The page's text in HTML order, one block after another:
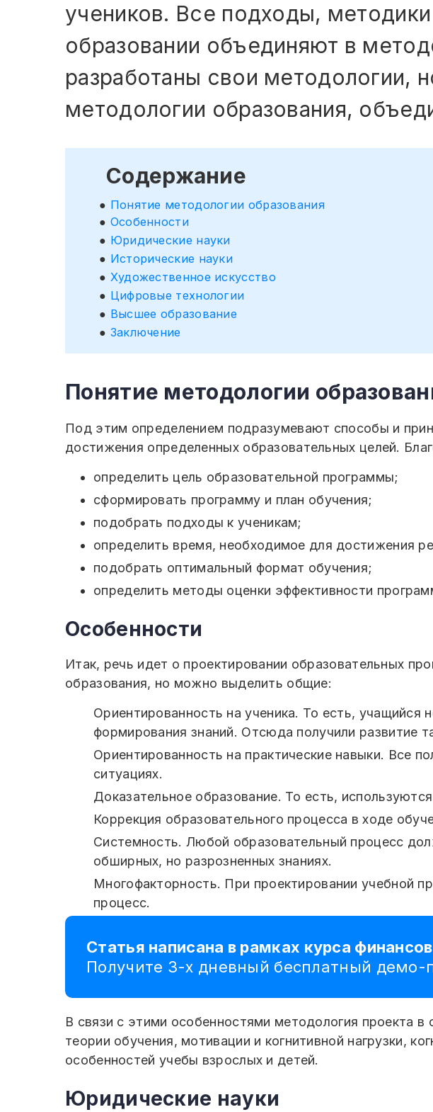
учеников. Все подходы, методики
образовании объединяют в
разработаны свои методологии,
методологии образования,
Содержание
Понятие методологии образования
Особенности
Юридические науки
Исторические науки
Художественное искусство
Цифровые технологии
Высшее образование
Заключение
Понятие методологии
Под этим определением подразумевают способы и
достижения определенных образовательных целей.
определить цель образовательной программы;
сформировать программу и план обучения;
подобрать подходы к ученикам;
определить время, необходимое для достижения
подобрать оптимальный формат обучения;
определить методы оценки эффективности
Особенности
Итак, речь идет о проектировании образовательных
образования, но можно выделить общие:
Ориентированность на ученика. То есть, учащийся
формирования знаний. Отсюда получили развитие
Ориентированность на практические навыки. Все
ситуациях.
Доказательное образование. То есть,
Коррекция образовательного процесса в ходе
Системность. Любой образовательный процесс
обширных, но разрозненных знаниях.
Многофакторность. При проектировании учебной
процесс.
Статья написана в рамках курса
Получите 3-х дневный бесплатный демо-
В связи с этими особенностями методология проекта
теории обучения, мотивации и когнитивной нагрузки,
особенностей учебы взрослых и детей.
Юридические науки